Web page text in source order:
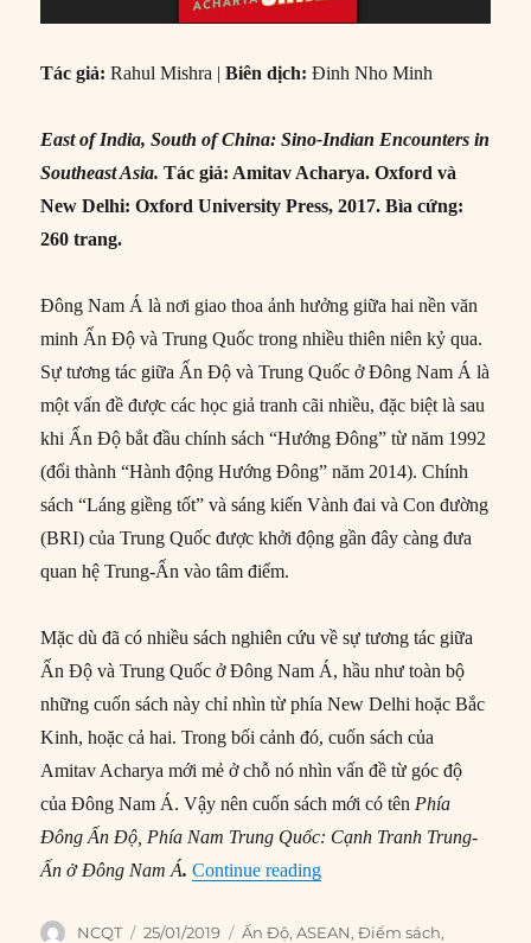
Tác giả:Rahul Mishra | Biên dịch: Đinh Nho Minh
East of India, South of China: Sino-Indian Encounters in
Southeast Asia. Tác giả: Amitav Acharya. Oxford và
New Delhi: Oxford University Press, 2017. Bìa cứng:
260 trang.
Đông Nam Á là nơi giao thoa ảnh hưởng giữa hai nền văn
minh Ấn Độ và Trung Quốc trong nhiều thiên niên kỷ qua.
Sự tương tác giữa Ấn Độ và Trung Quốc ở Đông Nam Á là
một vấn đề được các học giả tranh cãi nhiều, đặc biệt là sau
khi Ấn Độ bắt đầu chính sách “Hướng Đông” từ năm 1992
(đổi thành “Hành động Hướng Đông” năm 2014). Chính
sách “Láng giềng tốt” và sáng kiến Vành đai và Con đường
(BRI) của Trung Quốc được khởi động gần đây càng đưa
quan hệ Trung-Ấn vào tâm điểm.
Mặc dù đã có nhiều sách nghiên cứu về sự tương tác giữa
Ấn Độ và Trung Quốc ở Đông Nam Á, hầu như toàn bộ
những cuốn sách này chỉ nhìn từ phía New Delhi hoặc Bắc
Kinh, hoặc cả hai. Trong bối cảnh đó, cuốn sách của
Amitav Acharya mới mẻ ở chỗ nó nhìn vấn đề từ góc độ
của Đông Nam Á. Vậy nên cuốn sách mới có tên Phía
Đông Ấn Độ, Phía Nam Trung Quốc: Cạnh Tranh Trung-
Ấn ở Đông Nam Á. Continue reading“Cạnh tranh Trung – Ấn ở
Author
NCQT
Posted
25/01/2019 Categories
Ấn Độ,ASEAN,Điểm sách,